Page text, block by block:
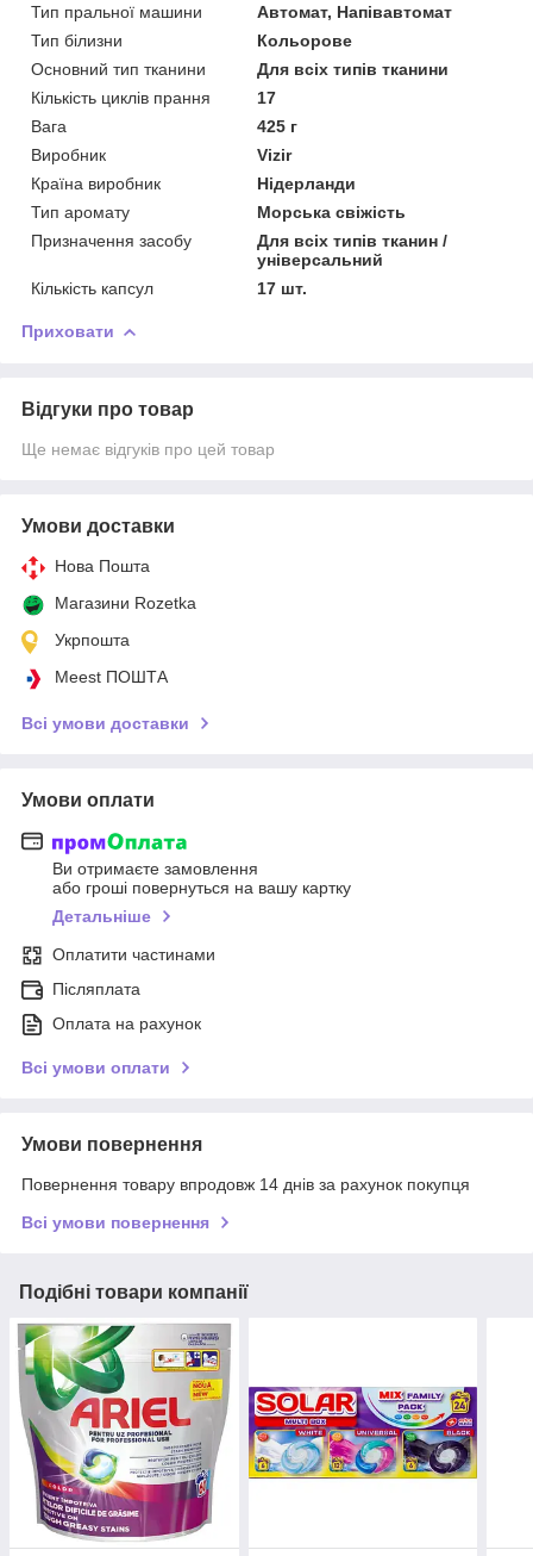
Тип пральної машини
Автомат, Напівавтомат
Тип білизни
Кольорове
Основний тип тканини
Для всіх типів тканини
Кількість циклів прання
17
Вага
425 г
Виробник
Vizir
Країна виробник
Нідерланди
Тип аромату
Морська свіжість
Призначення засобу
Для всіх типів тканин /
універсальний
Кількість капсул
17 шт.
Приховати
Відгуки про товар
Ще немає відгуків про цей товар
Умови доставки
Нова Пошта
Магазини Rozetka
Укрпошта
Meest ПОШТА
Всі умови доставки
Умови оплати
Ви отримаєте замовлення
або гроші повернуться на вашу картку
Детальніше
Оплатити частинами
Післяплата
Оплата на рахунок
Всі умови оплати
Умови повернення
Повернення товару впродовж 14 днів за рахунок покупця
Всі умови повернення
Подібні товари компанії